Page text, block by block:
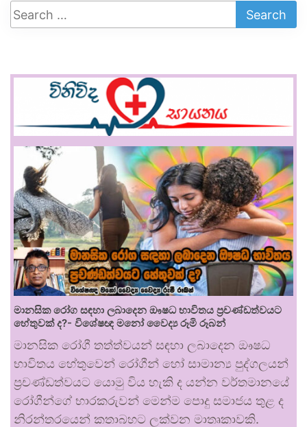
මානසික රෝග සඳහා ලබාදෙන ඖෂධ භාවිතය ප්‍රචණ්ඩත්වයට
හේතුවක් ද?- විශේෂඥ මනෝ වෛද්‍ය රූමි රූබන්
මානසික රෝගී තත්ත්වයන් සඳහා ලබාදෙන ඖෂධ
භාවිතය හේතුවෙන් රෝගීන් හෝ සාමාන්‍ය පුද්ගලයන්
ප්‍රචණ්ඩත්වයට යොමු විය හැකි ද යන්න වර්තමානයේ
රෝගීන්ගේ භාරකරුවන් මෙන්ම පොදු සමාජය තුළ ද
නිරන්තරයෙන් කතාබහට ලක්වන මාතෘකාවකි.